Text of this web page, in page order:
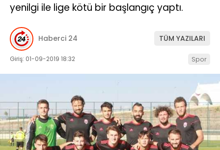
yenilgi ile lige kötü bir başlangıç yaptı.
Haberci 24 TÜM YAZILARI
Giriş: 01-09-2019 18:32 Spor